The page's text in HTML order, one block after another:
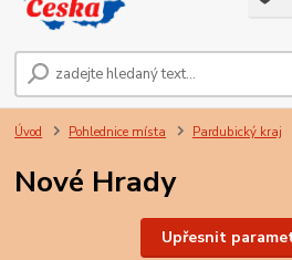
Úvod Pohlednice místa Pardubický kraj
Nové Hrady
Upřesnit